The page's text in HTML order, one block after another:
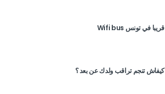
قريبا في تونس Wifi bus
كيفاش تنجم تراقب ولدك عن بعد ؟